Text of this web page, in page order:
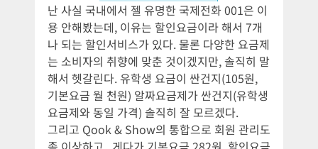
난 사실 국내에서 젤 유명한 국제전화 001은 이
용 안해봤는데, 이유는 할인요금이라 해서 7개
나 되는 할인서비스가 있다. 물론 다양한 요금제
는 소비자의 취향에 맞춘 것이겠지만, 솔직히 말
해서 헷갈린다. 유학생 요금이 싼건지(105원,
기본요금 월 천원) 알짜요금제가 싼건지(유학생
요금제와 동일 가격) 솔직히 잘 모르겠다.
그리고 Qook & Show의 통합으로 회원 관리도